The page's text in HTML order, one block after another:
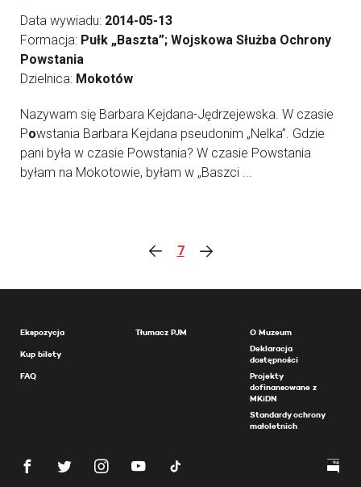
Data wywiadu: 2014-05-13
Formacja: Pułk „Baszta”; Wojskowa Służba Ochrony
Powstania
Dzielnica: Mokotów
Nazywam się Barbara Kejdana-Jędrzejewska. W czasie
Powstania Barbara Kejdana pseudonim „Nelka”. Gdzie
pani była w czasie Powstania? W czasie Powstania
byłam na Mokotowie, byłam w „Baszci ...
7
Ekspozycja
Kup bilety
FAQ
Tłumacz PJM
O Muzeum
Deklaracja
dostępności
Projekty
dofinansowane z
MKiDN
Standardy ochrony
małoletnich